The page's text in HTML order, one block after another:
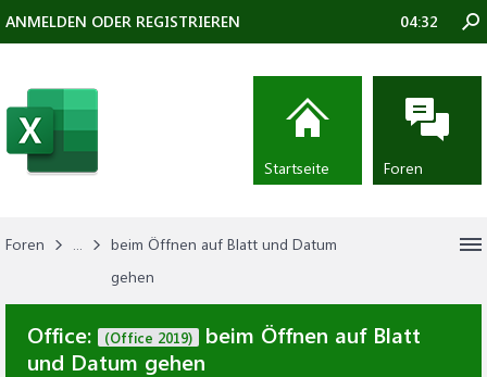
Foren ...
beim Öffnen auf Blatt und Datum
gehen
Office: (Office 2019)
beim Öffnen auf Blatt
und Datum gehen
ANMELDEN ODER REGISTRIEREN 04:32
Startseite Foren